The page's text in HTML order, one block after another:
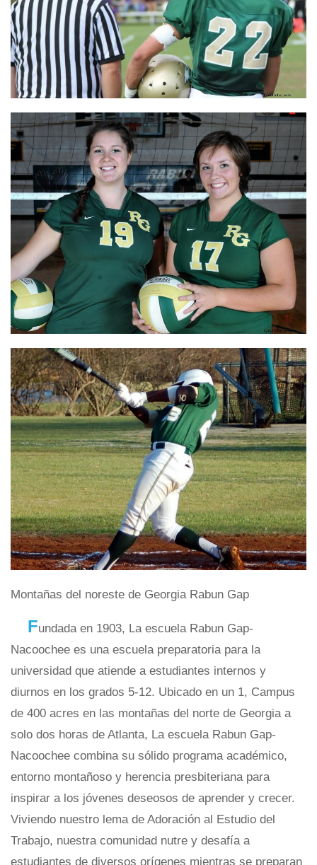
Montañas del noreste de Georgia Rabun Gap
Fundada en 1903, La escuela Rabun Gap-
Nacoochee es una escuela preparatoria para la
universidad que atiende a estudiantes internos y
diurnos en los grados 5-12. Ubicado en un 1, Campus
de 400 acres en las montañas del norte de Georgia a
solo dos horas de Atlanta, La escuela Rabun Gap-
Nacoochee combina su sólido programa académico,
entorno montañoso y herencia presbiteriana para
inspirar a los jóvenes deseosos de aprender y crecer.
Viviendo nuestro lema de Adoración al Estudio del
Trabajo, nuestra comunidad nutre y desafía a
estudiantes de diversos orígenes mientras se preparan